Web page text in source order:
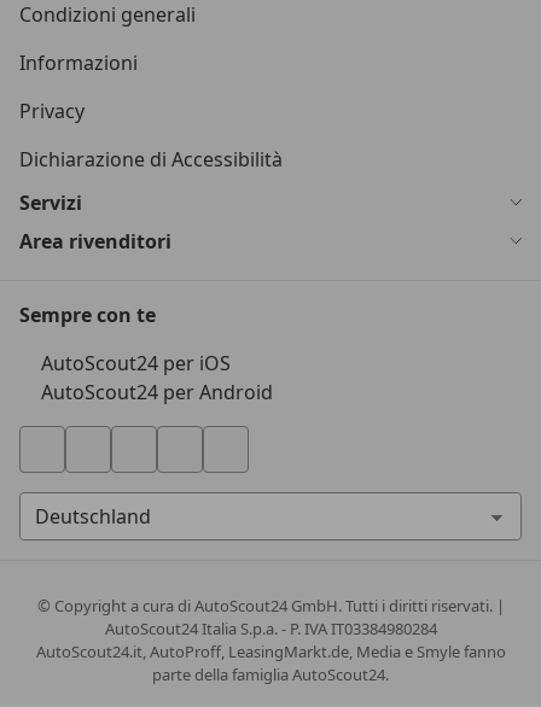
Condizioni generali
Informazioni
Privacy
Dichiarazione di Accessibilità
Servizi
Area rivenditori
Sempre con te
AutoScout24 per iOS
AutoScout24 per Android
© Copyrighta cura di AutoScout24 GmbH. Tutti i diritti riservati. |
AutoScout24 Italia S.p.a. - P. IVA IT03384980284
AutoScout24.it, AutoProff, LeasingMarkt.de, Media e Smyle fanno
parte della famiglia AutoScout24.